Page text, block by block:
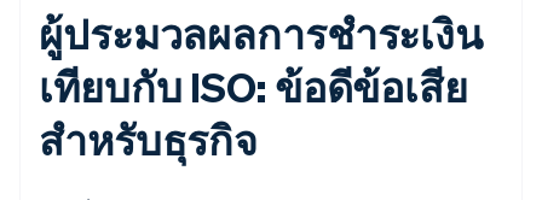
ผู้ประมวลผลการชําระเงิน
เทียบกับ ISO: ข้อดีข้อเสีย
สําหรับธุรกิจ